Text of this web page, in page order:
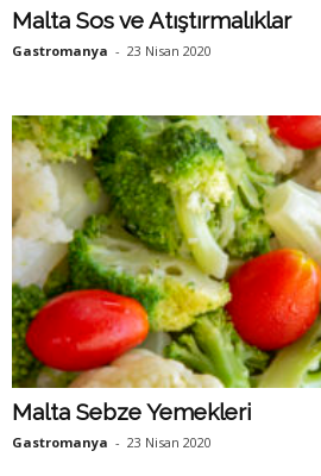
Malta Sos ve Atıştırmalıklar
Gastromanya - 23 Nisan 2020
Malta Sebze Yemekleri
Gastromanya - 23 Nisan 2020